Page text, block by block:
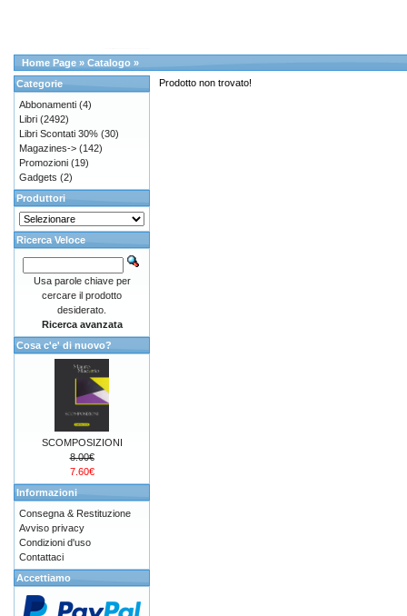
Home Page » Catalogo »
Prodotto non trovato!
Categorie
Abbonamenti (4)
Libri (2492)
Libri Scontati 30% (30)
Magazines-> (142)
Promozioni (19)
Gadgets (2)
Produttori
Ricerca Veloce
Usa parole chiave per
cercare il prodotto
desiderato.
Ricerca avanzata
Cosa c'e' di nuovo?
SCOMPOSIZIONI
8.00€
7.60€
Informazioni
Consegna & Restituzione
Avviso privacy
Condizioni d'uso
Contattaci
Accettiamo